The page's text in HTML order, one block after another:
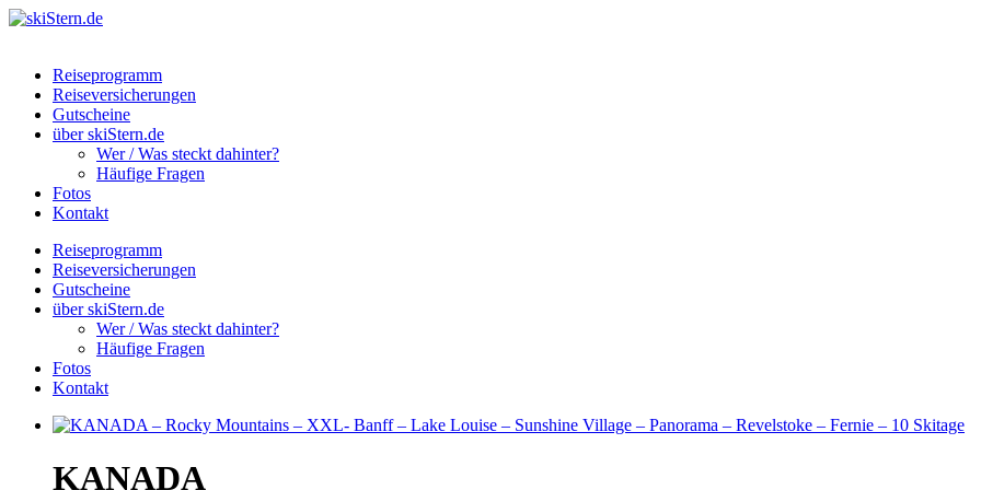
Reiseprogramm
Reiseversicherungen
Gutscheine
über skiStern.de
Wer / Was steckt dahinter?
Häufige Fragen
Fotos
Kontakt
Reiseprogramm
Reiseversicherungen
Gutscheine
über skiStern.de
Wer / Was steckt dahinter?
Häufige Fragen
Fotos
Kontakt
KANADA